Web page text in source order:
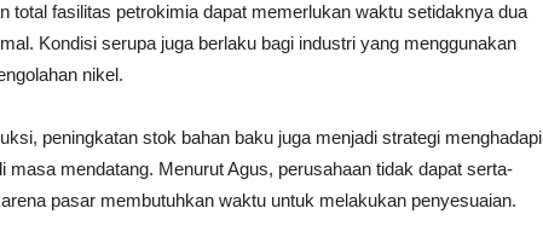
total fasilitas petrokimia dapat memerlukan waktu setidaknya dua
Kondisi serupa juga berlaku bagi industri yang menggunakan
nikel.
peningkatan stok bahan baku juga menjadi strategi menghadapi
masa mendatang. Menurut Agus, perusahaan tidak dapat serta-
pasar membutuhkan waktu untuk melakukan penyesuaian.